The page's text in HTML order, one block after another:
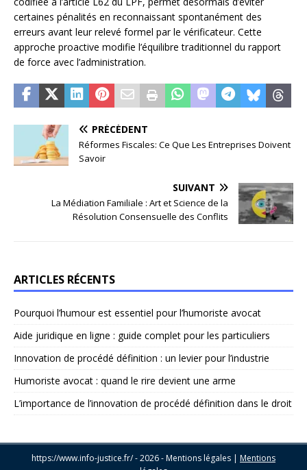
certaines pénalités en reconnaissant spontanément des
erreurs avant leur relevé formel par le vérificateur. Cette
approche proactive modifie l’équilibre traditionnel du rapport
de force avec l’administration.
PRÉCÉDENT
Réformes Fiscales: Ce Que Les Entreprises Doivent
Savoir
SUIVANT
La Médiation Familiale : Art et Science de la
Résolution Consensuelle des Conflits
ARTICLES RÉCENTS
Pourquoi l’humour est essentiel pour l’humoriste avocat
Aide juridique en ligne : guide complet pour les particuliers
Innovation de procédé définition : un levier pour l’industrie
Humoriste avocat : quand le rire devient une arme
L’importance de l’innovation de procédé définition dans le droit
https://www.info-justice.fr/ - 2026 - Mentions légales | Mentions